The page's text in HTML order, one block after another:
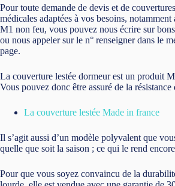
Pour toute demande de devis et de
médicales adaptées à vos besoins,
M1 non feu, vous pouvez nous écrire sur
ou nous appeler sur le n° renseigner dans le
page.
La couverture lestée dormeur est un produit
Vous pouvez donc être assuré de la
La couverture lestée Made in france
Il s’agit aussi d’un modèle polyvalent que
quelle que soit la saison ; ce qui le rend
Pour que vous soyez convaincu de la